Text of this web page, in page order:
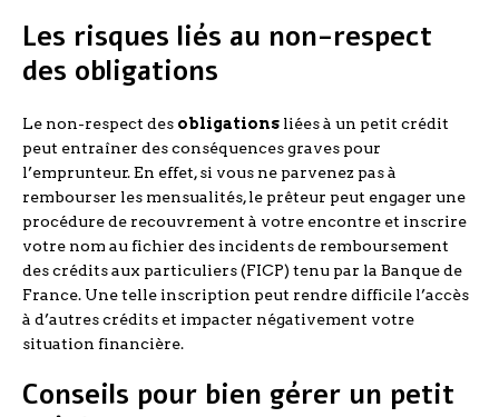
Les risques liés au non-respect
des obligations
Le non-respect des obligations liées à un petit crédit
peut entraîner des conséquences graves pour
l’emprunteur. En effet, si vous ne parvenez pas à
rembourser les mensualités, le prêteur peut engager une
procédure de recouvrement à votre encontre et inscrire
votre nom au fichier des incidents de remboursement
des crédits aux particuliers (FICP) tenu par la Banque de
France. Une telle inscription peut rendre difficile l’accès
à d’autres crédits et impacter négativement votre
situation financière.
Conseils pour bien gérer un petit